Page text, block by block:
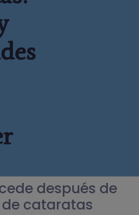
después de
cataratas